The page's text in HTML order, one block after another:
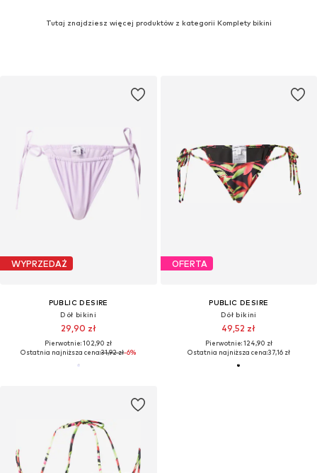
Tutaj znajdziesz więcej produktów z kategorii Komplety bikini
WYPRZEDAŻ
PUBLIC DESIRE
Dół bikini
29,90 zł
Pierwotnie: 102,90 zł
Ostatnia najniższa cena:31,92 zł-6%
OFERTA
PUBLIC DESIRE
Dół bikini
49,52 zł
Pierwotnie: 124,90 zł
Ostatnia najniższa cena:37,16 zł